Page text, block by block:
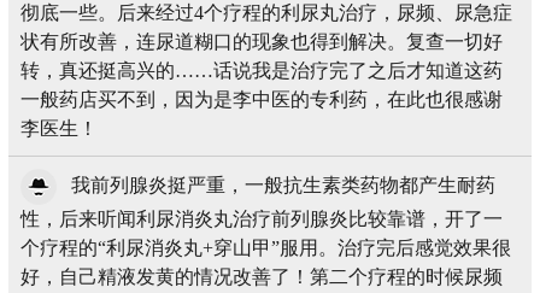
彻底一些。后来经过4个疗程的利尿丸治疗，尿频、尿急症
状有所改善，连尿道糊口的现象也得到解决。复查一切好
转，真还挺高兴的……话说我是治疗完了之后才知道这药
一般药店买不到，因为是李中医的专利药，在此也很感谢
李医生！
我前列腺炎挺严重，一般抗生素类药物都产生耐药
性，后来听闻利尿消炎丸治疗前列腺炎比较靠谱，开了一
个疗程的“利尿消炎丸+穿山甲”服用。治疗完后感觉效果很
好，自己精液发黄的情况改善了！第二个疗程的时候尿频